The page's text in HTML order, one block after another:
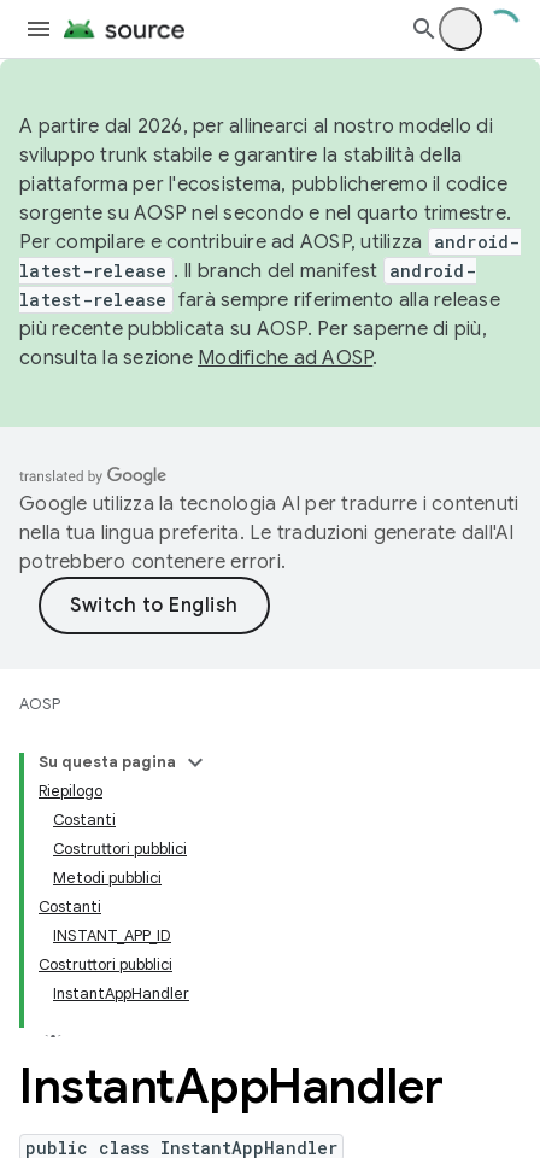
A partire dal 2026, per allinearci al nostro modello di
sviluppo trunk stabile e garantire la stabilità della
piattaforma per l'ecosistema, pubblicheremo il codice
sorgente su AOSP nel secondo e nel quarto trimestre.
Per compilare e contribuire ad AOSP, utilizza
android-
latest-release . Il branch del manifest android-
latest-release farà sempre riferimento alla release
più recente pubblicata su AOSP. Per saperne di più,
consulta la sezione Modifiche ad AOSP.
Google utilizza la tecnologia AI per tradurre i contenuti
nella tua lingua preferita. Le traduzioni generate dall'AI
potrebbero contenere errori.
AOSP
Su questa pagina
Riepilogo
Costanti
Costruttori pubblici
Metodi pubblici
Costanti
INSTANT_APP_ID
Costruttori pubblici
InstantAppHandler
InstantAppHandler
public class InstantAppHandler